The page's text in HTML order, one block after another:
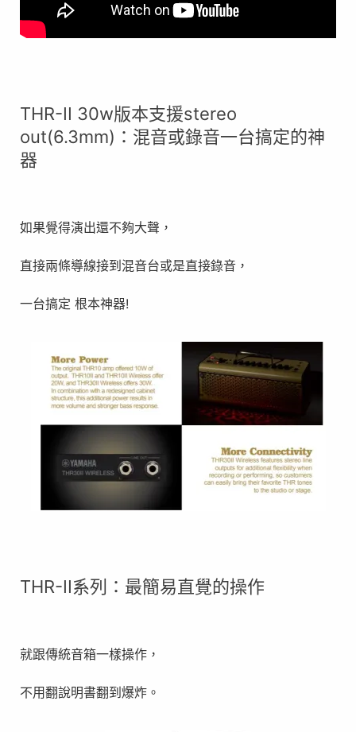
THR-II 30w版本支援stereo
out(6.3mm)：混音或錄音一台搞定的神
器
如果覺得演出還不夠大聲，
直接兩條導線接到混音台或是直接錄音，
一台搞定 根本神器!
THR-II系列：最簡易直覺的操作
就跟傳統音箱一樣操作，
不用翻說明書翻到爆炸。